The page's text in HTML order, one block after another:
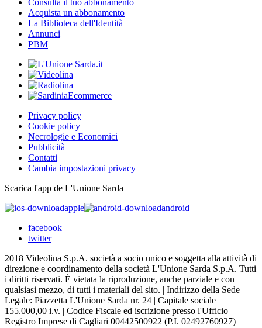
Consulta il tuo abbonamento
Acquista un abbonamento
La Biblioteca dell'Identità
Annunci
PBM
Privacy policy
Cookie policy
Necrologie e Economici
Pubblicità
Contatti
Cambia impostazioni privacy
Scarica l'app de L'Unione Sarda
apple
android
facebook
twitter
2018 Videolina S.p.A. società a socio unico e soggetta alla attività di
direzione e coordinamento della società L'Unione Sarda S.p.A. Tutti
i diritti riservati. É vietata la riproduzione, anche parziale e con
qualsiasi mezzo, di tutti i materiali del sito. | Indirizzo della Sede
Legale: Piazzetta L'Unione Sarda nr. 24 | Capitale sociale
155.000,00 i.v. | Codice Fiscale ed iscrizione presso l'Ufficio
Registro Imprese di Cagliari 00442500922 (P.I. 02492760927) |